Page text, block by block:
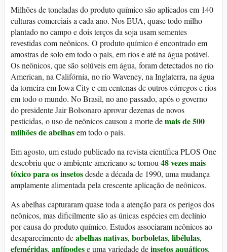
Milhões de toneladas do produto químico são aplicados em 140
culturas comerciais a cada ano. Nos EUA, quase todo milho
plantado no campo e dois terços da soja usam sementes
revestidas com neônicos. O produto químico é encontrado em
amostras de solo em todo o país, em rios e até na água potável.
Os neônicos, que são solúveis em água, foram detectados no rio
American, na Califórnia, no rio Waveney, na Inglaterra, na água
da torneira em Iowa City e em centenas de outros córregos e rios
em todo o mundo. No Brasil, no ano passado, após o governo
do presidente Jair Bolsonaro aprovar dezenas de novos
pesticidas, o uso de neônicos causou a morte demais de 500
milhões de abelhasem todo o país.
Em agosto, um estudo publicado na revista científica PLOS One
descobriu que o ambiente americano se tornou 48 vezes mais
tóxico para os insetosdesde a década de 1990, uma mudança
amplamente alimentada pela crescente aplicação de neônicos.
As abelhas capturaram quase toda a atenção para os perigos dos
neônicos, mas dificilmente são as únicas espécies em declínio
por causa do produto químico. Estudos associaram neônicos ao
desaparecimento deabelhas nativas, borboletas, libélulas,
efeméridas, anfípodese uma variedade deinsetos aquáticos,